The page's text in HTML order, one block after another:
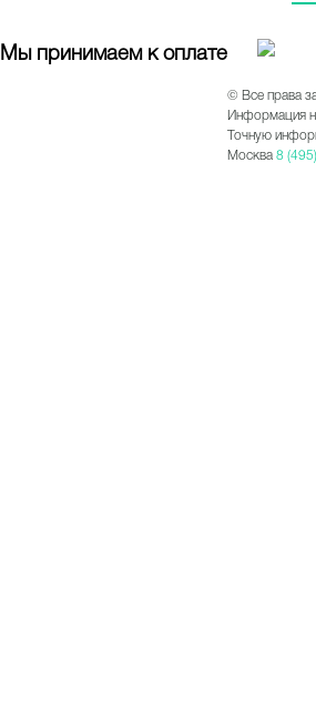
Мы принимаем к оплате
© Все права
Информация
Точную
Москва 8